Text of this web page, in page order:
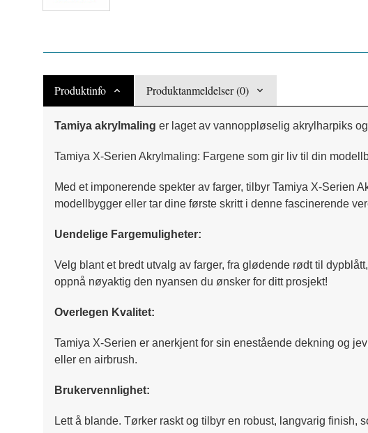
Produktinfo Produktanmeldelser (0)
Tamiya akrylmaling er laget av vannoppløselig akrylharpiks
Tamiya X-Serien Akrylmaling: Fargene som gir liv til din
Med et imponerende spekter av farger, tilbyr Tamiya X-Serien
modellbygger eller tar dine første skritt i denne fascinerende
Uendelige Fargemuligheter:
Velg blant et bredt utvalg av farger, fra glødende rødt til
oppnå nøyaktig den nyansen du ønsker for ditt prosjekt!
Overlegen Kvalitet:
Tamiya X-Serien er anerkjent for sin enestående dekning og
eller en airbrush.
Brukervennlighet:
Lett å blande. Tørker raskt og tilbyr en robust, langvarig finish,